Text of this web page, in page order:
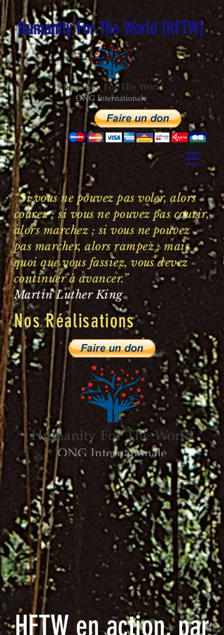
Humanity For The World (HFTW)
“Si vous ne pouvez pas voler, alors
courez ; si vous ne pouvez pas courir,
alors marchez ; si vous ne pouvez
pas marcher, alors rampez ; mais
quoi que vous fassiez, vous devez
continuer à avancer.”
Martin Luther King
Nos Réalisations
HFTW en action, par